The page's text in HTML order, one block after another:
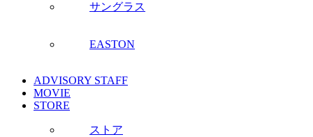
サングラス
EASTON
ADVISORY STAFF
MOVIE
STORE
ストア